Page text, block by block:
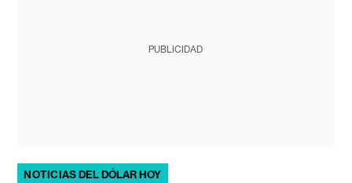
PUBLICIDAD
NOTICIAS DEL DÓLAR HOY